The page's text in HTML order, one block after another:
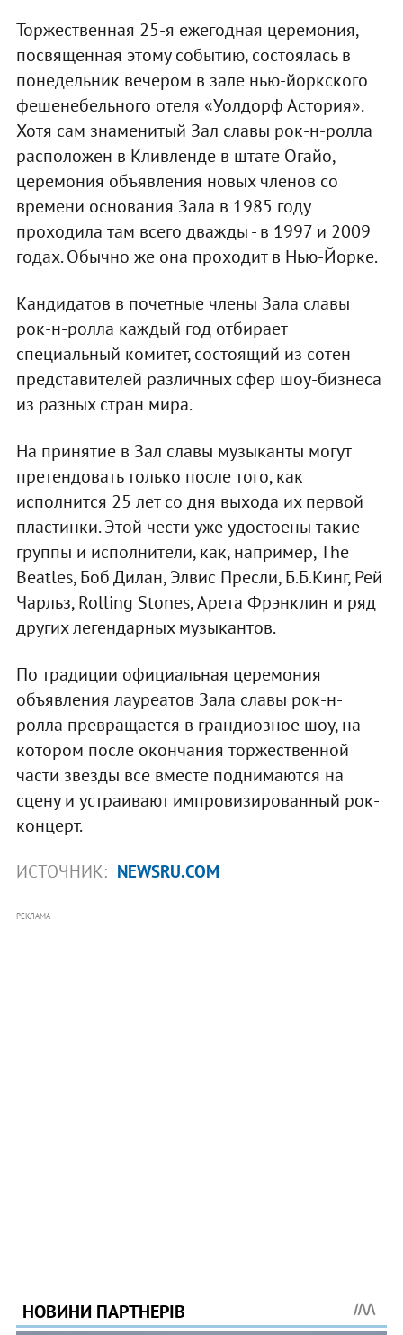
Торжественная 25-я ежегодная церемония,
посвященная этому событию, состоялась в
понедельник вечером в зале нью-йоркского
фешенебельного отеля «Уолдорф Астория».
Хотя сам знаменитый Зал славы рок-н-ролла
расположен в Кливленде в штате Огайо,
церемония объявления новых членов со
времени основания Зала в 1985 году
проходила там всего дважды - в 1997 и 2009
годах. Обычно же она проходит в Нью-Йорке.
Кандидатов в почетные члены Зала славы
рок-н-ролла каждый год отбирает
специальный комитет, состоящий из сотен
представителей различных сфер шоу-бизнеса
из разных стран мира.
На принятие в Зал славы музыканты могут
претендовать только после того, как
исполнится 25 лет со дня выхода их первой
пластинки. Этой чести уже удостоены такие
группы и исполнители, как, например, The
Beatles, Боб Дилан, Элвис Пресли, Б.Б.Кинг, Рей
Чарльз, Rolling Stones, Арета Фрэнклин и ряд
других легендарных музыкантов.
По традиции официальная церемония
объявления лауреатов Зала славы рок-н-
ролла превращается в грандиозное шоу, на
котором после окончания торжественной
части звезды все вместе поднимаются на
сцену и устраивают импровизированный рок-
концерт.
ИСТОЧНИК: NEWSRU.COM
РЕКЛАМА